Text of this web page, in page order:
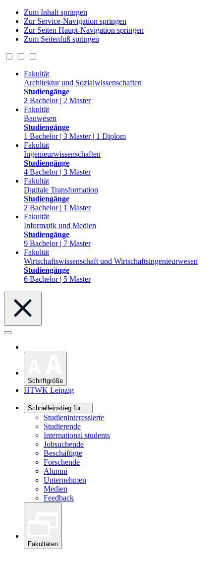
Zum Inhalt springen
Zur Service-Navigation springen
Zur Seiten Haupt-Navigation springen
Zum Seitenfuß springen
Fakultät
Architektur und Sozialwissenschaften
Studiengänge
2 Bachelor | 2 Master
Fakultät
Bauwesen
Studiengänge
1 Bachelor | 3 Master | 1 Diplom
Fakultät
Ingenieurwissenschaften
Studiengänge
4 Bachelor | 3 Master
Fakultät
Digitale Transformation
Studiengänge
2 Bachelor | 1 Master
Fakultät
Informatik und Medien
Studiengänge
9 Bachelor | 7 Master
Fakultät
Wirtschaftswissenschaft und Wirtschaftsingenieurwesen
Studiengänge
6 Bachelor | 5 Master
Schriftgröße
HTWK Leipzig
Schnelleinstieg für ...
Studieninteressierte
Studierende
International students
Jobsuchende
Beschäftigte
Forschende
Alumni
Unternehmen
Medien
Feedback
Fakultäten